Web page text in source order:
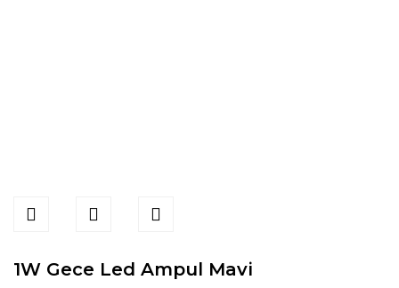
1W Gece Led Ampul Mavi